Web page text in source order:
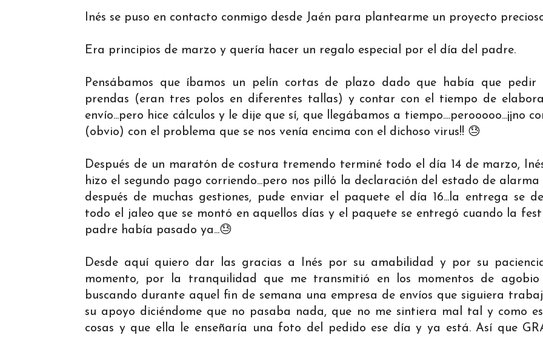
Inés se puso en contacto conmigo desde Jaén para plantearme un proyecto
Era principios de marzo y quería hacer un regalo especial por el día del padre.
Pensábamos que íbamos un pelín cortas de plazo dado que había que pedir
prendas (eran tres polos en diferentes tallas) y contar con el tiempo de
envío...pero hice cálculos y le dije que sí, que llegábamos a tiempo....perooooo...¡¡no
(obvio) con el problema que se nos venía encima con el dichoso virus!! 😓
Después de un maratón de costura tremendo terminé todo el día 14 de marzo,
hizo el segundo pago corriendo...pero nos pilló la declaración del estado de alarma
después de muchas gestiones, pude enviar el paquete el día 16...la entrega se
todo el jaleo que se montó en aquellos días y el paquete se entregó cuando la
padre había pasado ya...😓
Desde aquí quiero dar las gracias a Inés por su amabilidad y por su
momento, por la tranquilidad que me transmitió en los momentos de
buscando durante aquel fin de semana una empresa de envíos que siguiera
su apoyo diciéndome que no pasaba nada, que no me sintiera mal tal y como
cosas y que ella le enseñaría una foto del pedido ese día y ya está. Así que